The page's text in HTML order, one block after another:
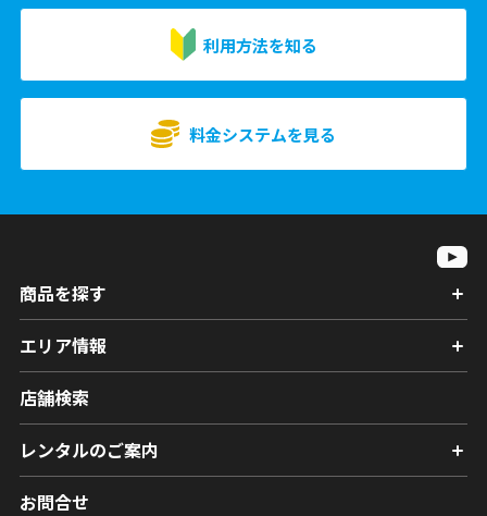
利用方法を知る
料金システムを見る
商品を探す
エリア情報
店舗検索
レンタルのご案内
お問合せ